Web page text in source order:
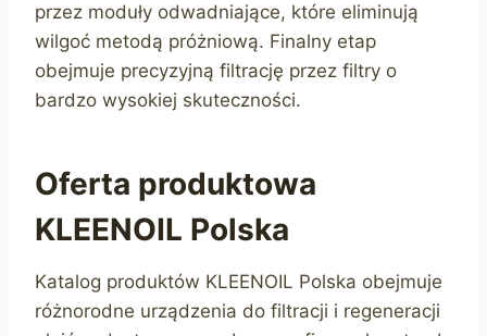
przez moduły odwadniające, które eliminują
wilgoć metodą próżniową. Finalny etap
obejmuje precyzyjną filtrację przez filtry o
bardzo wysokiej skuteczności.
Oferta produktowa
KLEENOIL Polska
Katalog produktów KLEENOIL Polska obejmuje
różnorodne urządzenia do filtracji i regeneracji